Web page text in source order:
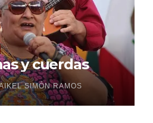
y cuerdas
SIMÓN RAMOS